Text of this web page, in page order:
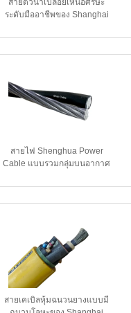
สายตัวนำเปลือยเหนือศีรษะ
ระดับมืออาชีพของ Shanghai
นำอลูมิเนียมทั้งหมด AAC
Cicada
สายไฟ Shenghua Power
Cable แบบรวมกลุ่มบนอากาศ
อากาศพร้อมตัวนำส่งสัญญาณ
1 เส้น
สายเคเบิลหุ้มฉนวนยางแบบมี